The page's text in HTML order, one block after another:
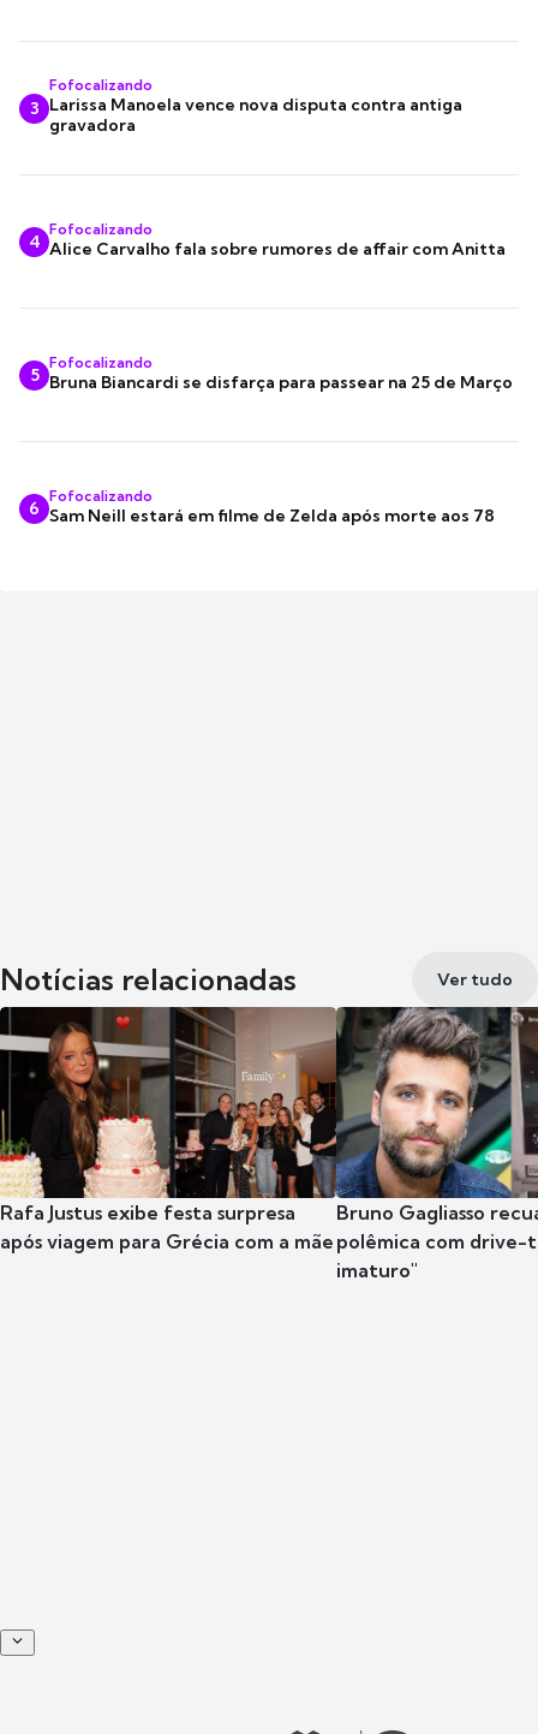
3
Fofocalizando
Larissa Manoela vence nova disputa contra antiga
gravadora
4
Fofocalizando
Alice Carvalho fala sobre rumores de affair com Anitta
5
Fofocalizando
Bruna Biancardi se disfarça para passear na 25 de Março
6
Fofocalizando
Sam Neill estará em filme de Zelda após morte aos 78
Notícias relacionadas Ver tudo
Rafa Justus exibe festa surpresa
após viagem para Grécia com a mãe
Bruno Gagliasso
polêmica com drive-
imaturo"